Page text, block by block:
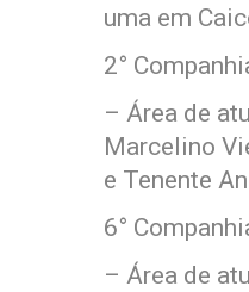
uma em
2°
– Área de
Marcelino
e Tenente
6°
– Área de